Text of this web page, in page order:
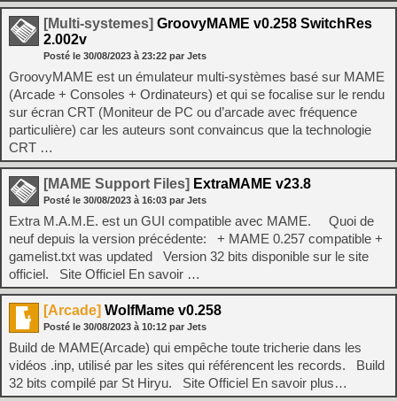
[Multi-systemes] GroovyMAME v0.258 SwitchRes
2.002v
Posté le 30/08/2023 à 23:22 par Jets
GroovyMAME est un émulateur multi-systèmes basé sur MAME
(Arcade + Consoles + Ordinateurs) et qui se focalise sur le rendu
sur écran CRT (Moniteur de PC ou d’arcade avec fréquence
particulière) car les auteurs sont convaincus que la technologie
CRT …
[MAME Support Files] ExtraMAME v23.8
Posté le 30/08/2023 à 16:03 par Jets
Extra M.A.M.E. est un GUI compatible avec MAME. Quoi de
neuf depuis la version précédente: + MAME 0.257 compatible +
gamelist.txt was updated Version 32 bits disponible sur le site
officiel. Site Officiel En savoir …
[Arcade] WolfMame v0.258
Posté le 30/08/2023 à 10:12 par Jets
Build de MAME(Arcade) qui empêche toute tricherie dans les
vidéos .inp, utilisé par les sites qui référencent les records. Build
32 bits compilé par St Hiryu. Site Officiel En savoir plus…